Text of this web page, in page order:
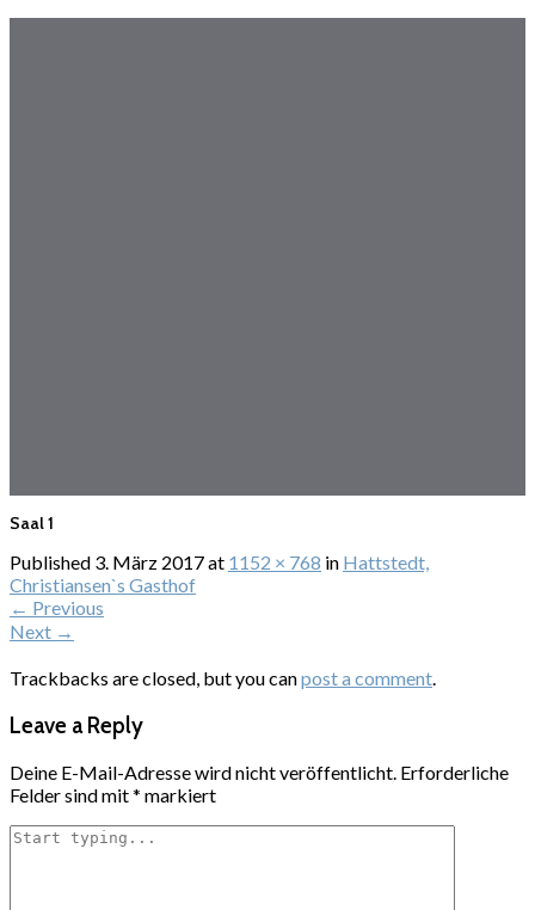
Saal 1
Published 3. März 2017at 1152 × 768 in Hattstedt,
Christiansen`s Gasthof
← Previous
Next →
Trackbacks are closed, but you canpost a comment.
Leave a Reply
Deine E-Mail-Adresse wird nicht veröffentlicht. Erforderliche
Felder sind mit* markiert